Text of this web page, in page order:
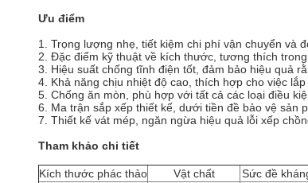
Ưu điểm
1. Trọng lượng nhẹ, tiết kiệm chi phí vận chuyển và
2. Đặc điểm kỹ thuật về kích thước, tương thích
3. Hiệu suất chống tĩnh điện tốt, đảm bảo hiệu quả
4. Khả năng chịu nhiệt độ cao, thích hợp cho việc
5. Chống ăn mòn, phù hợp với tất cả các loại điều
6. Ma trận sắp xếp thiết kế, dưới tiền đề bảo vệ sản
7. Thiết kế vát mép, ngăn ngừa hiệu quả lỗi xếp
Tham khảo chi tiết
Kích thước phác thảo Vật chất Sức đề